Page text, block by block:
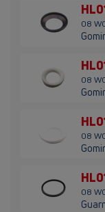
08
08
08
08